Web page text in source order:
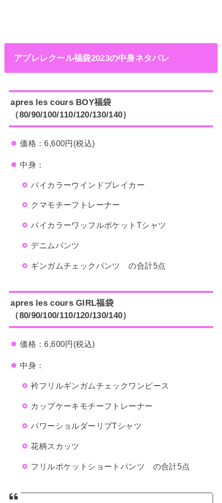
アプレレクール福袋2023の中身ネタバレ
apres les cours BOY福袋
（80/90/100/110/120/130/140）
価格：6,600円(税込)
中身：
バイカラーウインドブレイカー
クマモチーフトレーナー
バイカラーワッフルポケットTシャツ
デニムパンツ
ギンガムチェックパンツ の合計5点
apres les cours GIRL福袋
（80/90/100/110/120/130/140）
価格：6,600円(税込)
中身：
衿フリルギンガムチェックワンピース
カップケーキモチーフトレーナー
パワーショルダーリブTシャツ
花柄スカッツ
フリルポケットショートパンツ の合計5点